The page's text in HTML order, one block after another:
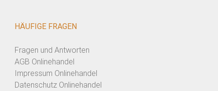
HÄUFIGE FRAGEN
Fragen und Antworten
AGB Onlinehandel
Impressum Onlinehandel
Datenschutz Onlinehandel